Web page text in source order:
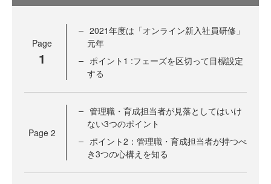
Page
1
2021年度は「オンライン新入社員研修」
元年
ポイント1 :フェーズを区切って目標設定
する
Page 2
管理職・育成担当者が見落としてはいけ
ない3つのポイント
ポイント2：管理職・育成担当者が持つべ
き3つの心構えを知る